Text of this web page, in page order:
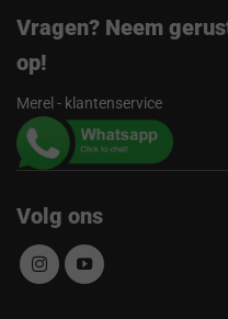
Vragen? Neem
op!
Merel - klantenservice
Volg ons